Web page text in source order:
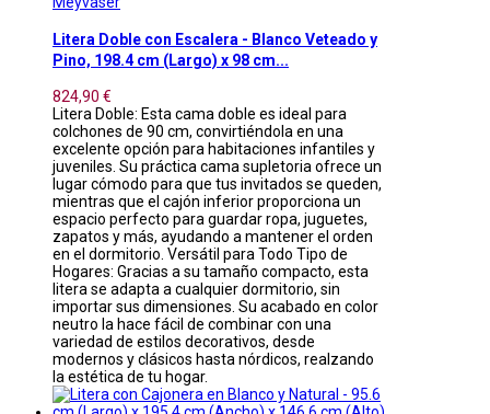
Litera Doble con Escalera - Blanco Veteado y
Pino, 198.4 cm (Largo) x 98 cm...
824,90 €
Litera Doble: Esta cama doble es ideal para
colchones de 90 cm, convirtiéndola en una
excelente opción para habitaciones infantiles y
juveniles. Su práctica cama supletoria ofrece un
lugar cómodo para que tus invitados se queden,
mientras que el cajón inferior proporciona un
espacio perfecto para guardar ropa, juguetes,
zapatos y más, ayudando a mantener el orden
en el dormitorio. Versátil para Todo Tipo de
Hogares: Gracias a su tamaño compacto, esta
litera se adapta a cualquier dormitorio, sin
importar sus dimensiones. Su acabado en color
neutro la hace fácil de combinar con una
variedad de estilos decorativos, desde
modernos y clásicos hasta nórdicos, realzando
la estética de tu hogar.